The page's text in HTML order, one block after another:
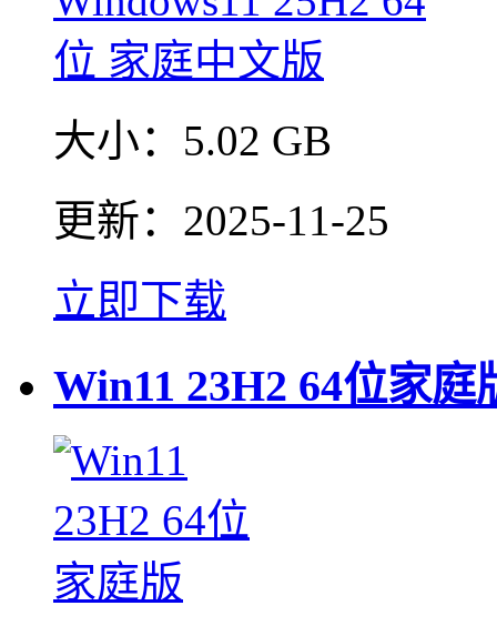
大小： 5.02 GB
更新： 2025-11-25
立即下载
Win11 23H2 64位家庭